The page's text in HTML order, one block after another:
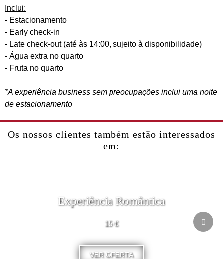
Inclui:
- Estacionamento
- Early check-in
- Late check-out (até às 14:00, sujeito à disponibilidade)
- Água extra no quarto
- Fruta no quarto
*A experiência business sem preocupações inclui uma noite
de estacionamento
Os nossos clientes também estão interessados
em:
Experiência Romântica
15 €
VER OFERTA